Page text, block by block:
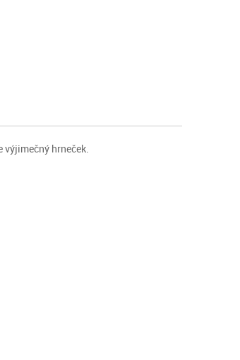
hrneček.